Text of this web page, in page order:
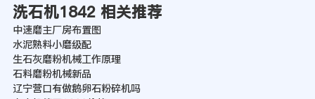
洗石机1842 相关推荐
中速磨主厂房布置图
水泥熟料小磨级配
生石灰磨粉机械工作原理
石料磨粉机械新品
辽宁营口有做鹅卵石粉碎机吗